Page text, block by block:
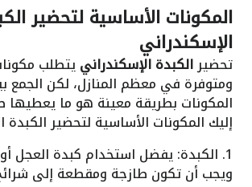
المكونات الأساسية لتحضير
الإسكندراني
تحضيرالكبدة الإسكندرانييتطلب
ومتوفرة في معظم المنازل، لكن الجمع
المكونات بطريقة معينة هو ما يعطيها
إليك المكونات الأساسية لتحضير الكبدة
1. الكبدة: يفضل استخدام كبدة العجل
ويجب أن تكون طازجة ومقطعة إلى